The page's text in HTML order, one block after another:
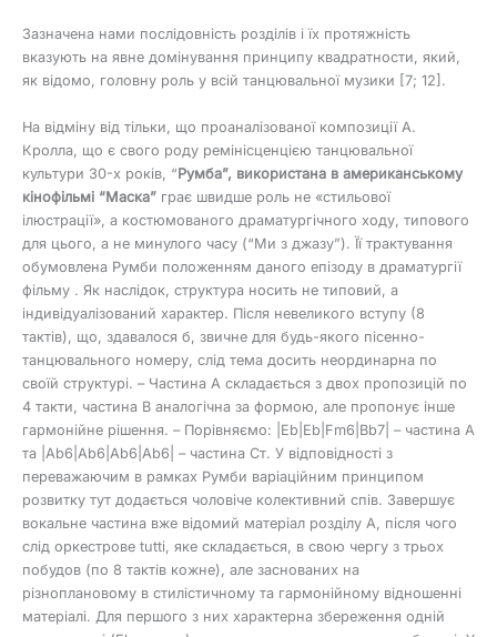
Зазначена нами послідовність розділів і їх протяжність
вказують на явне домінування принципу квадратности, який,
як відомо, головну роль у всій танцювальної музики [7; 12].
На відміну від тільки, що проаналізованої композиції А.
Кролла, що є свого роду ремінісценцією танцювальної
культури 30-х років, “Румба”, використана в американському
кінофільмі “Маска” грає швидше роль не «стильової
ілюстрації», а костюмованого драматургічного ходу, типового
для цього, а не минулого часу (“Ми з джазу”). Її трактування
обумовлена Румби положенням даного епізоду в драматургії
фільму . Як наслідок, структура носить не типовий, а
індивідуалізований характер. Після невеликого вступу (8
тактів), що, здавалося б, звичне для будь-якого пісенно-
танцювального номеру, слід тема досить неординарна по
своїй структурі. – Частина А складається з двох пропозицій по
4 такти, частина В аналогічна за формою, але пропонує інше
гармонійне рішення. – Порівняємо: |Eb|Eb|Fm6|Bb7| – частина А
та |Ab6|Ab6|Ab6|Ab6| – частина Ст. У відповідності з
переважаючим в рамках Румби варіаційним принципом
розвитку тут додається чоловіче колективний спів. Завершує
вокальне частина вже відомий матеріал розділу А, після чого
слід оркестрове tutti, яке складається, в свою чергу з трьох
побудов (по 8 тактів кожне), але заснованих на
різноплановому в стилістичному та гармонійному відношенні
матеріалі. Для першого з них характерна збереження одній